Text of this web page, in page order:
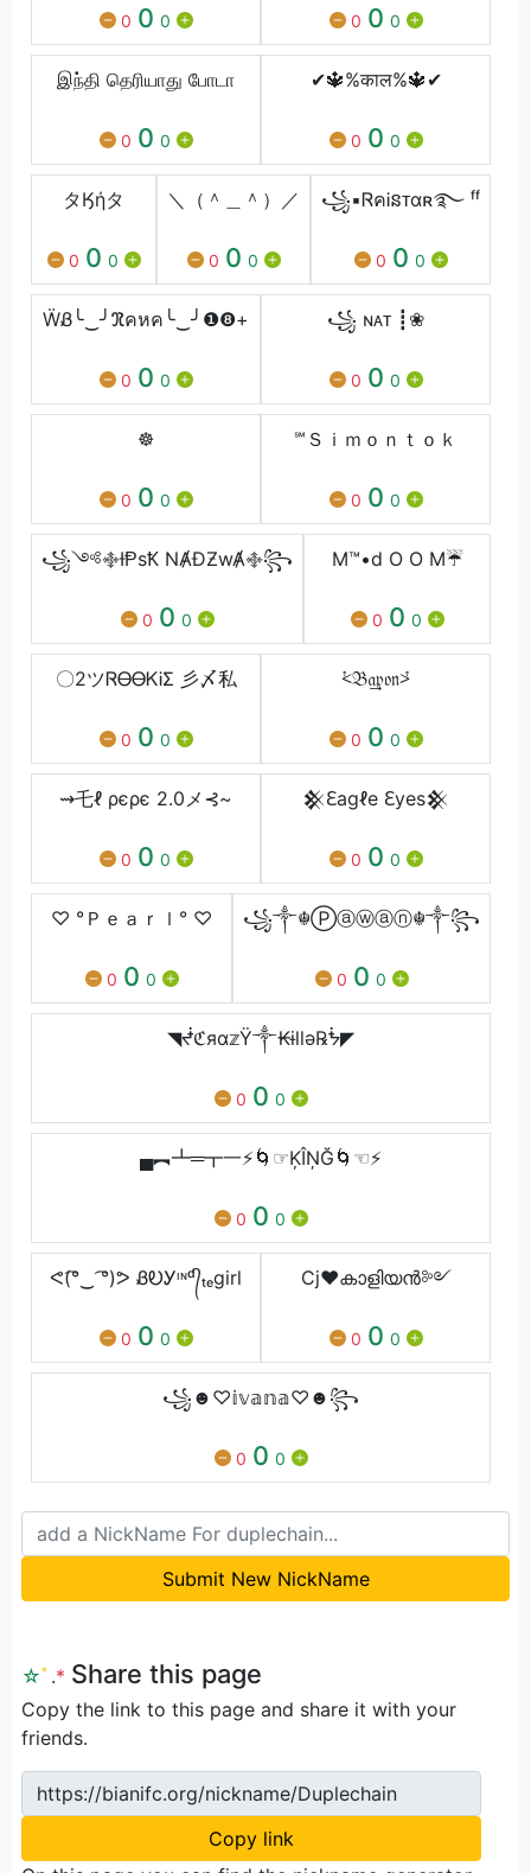
0 0 0 0 0 0
இந்தி தெரியாது போடா
0 0 0
✔🔱%काल%🔱✔
0 0 0
タӃήタ
0 0 0
＼（＾＿＾）／
0 0 0
꧁▪ᏒคᎥនᴛαʀ࿐ ᶠᶠ
0 0 0
ẄᏰ╰‿╯ℜคหค╰‿╯❶❽+
0 0 0
꧁ ɴᴀᴛ ┋❀
0 0 0
☸
0 0 0
℠Ｓｉｍｏｎｔｏｋ
0 0 0
꧁༺࿇ƗⱣsꝀ NȺĐƵwȺ࿇꧂
0 0 0
M™•d O O M☔
0 0 0
〇2ツᏒᎾᎾᏦᎥΣ 彡〆私
0 0 0
⩻𝔅𝔞͢͢͢𝔭𝔬𝔫⩼
0 0 0
⇝乇ℓ ρєρє 2.0メ⊰~
0 0 0
𒆜ℇagℓe ℇyes𒆜
0 0 0
♡ °Ｐｅａｒｌ° ♡
0 0 0
꧁༒☬Ⓟⓐⓦⓐⓝ☬༒꧂
0 0 0
◥ᖫℭяα𝕫Ÿ༒₭ɨllǝ℞ᖭ◤
0 0 0
▄︻┻═┳一⚡🌀☞ĶÎŅĞ🌀☜⚡
0 0 0
ᕙ(͡°‿ ͡°)ᕗ ᏰᎧᎩᶦᶰᵈ᭄ₜₑgirl
0 0 0
Cj❤️കാളിയൻ༻
0 0 0
꧁☻︎♡︎𝕚𝕧𝕒𝕟𝕒♡︎☻︎꧂
0 0 0
Submit New NickName
☆ﾟ .* Share this page
Copy the link to this page and share it with your
friends.
https://bianifc.org/nickname/Duplechain
Copy link